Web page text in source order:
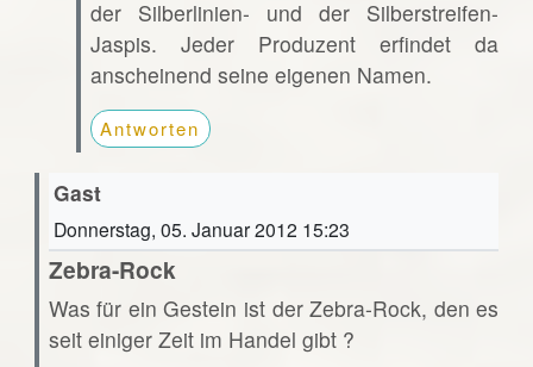
der Silberlinien- und der Silberstreifen-
Jaspis. Jeder Produzent erfindet da
anscheinend seine eigenen Namen.
Antworten
Gast
Donnerstag, 05. Januar 2012 15:23
Zebra-Rock
Was für ein Gestein ist der Zebra-Rock, den es
seit einiger Zeit im Handel gibt ?